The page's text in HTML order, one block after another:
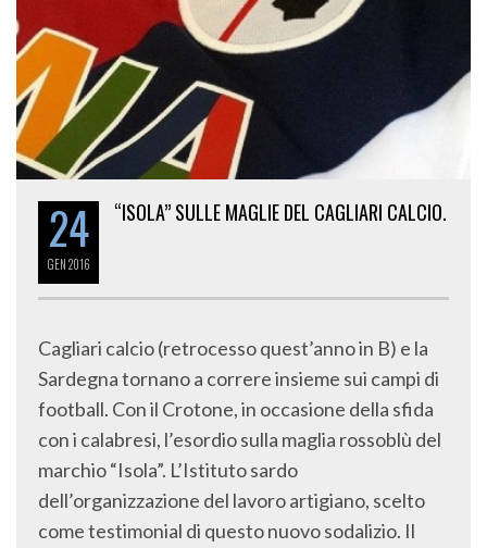
24
GEN2016
“ISOLA” SULLE MAGLIE DEL CAGLIARI CALCIO.
Cagliari calcio (retrocesso quest’anno in B) e la
Sardegna tornano a correre insieme sui campi di
football. Con il Crotone, in occasione della sfida
con i calabresi, l’esordio sulla maglia rossoblù del
marchio “Isola”. L’Istituto sardo
dell’organizzazione del lavoro artigiano, scelto
come testimonial di questo nuovo sodalizio. Il